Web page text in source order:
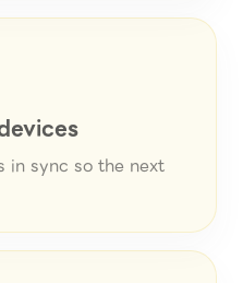
in sync so the next